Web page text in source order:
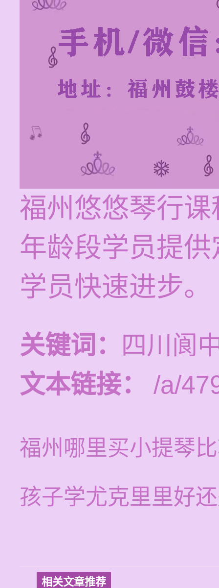
福州悠悠琴行
年龄段学员提
学员快速进步。
关键词：
四川阆
文本链接：
/a/
福州哪里买小提琴
孩子学尤克里里好
相关文章推荐